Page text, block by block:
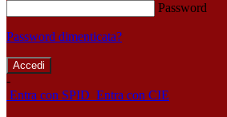
Password
Password dimenticata?
-
Entra con SPID Entra con CIE